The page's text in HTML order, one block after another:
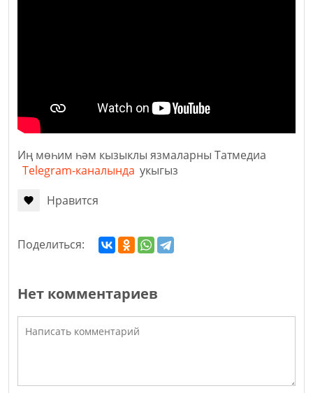
Иң мөһим һәм кызыклы язмаларны Татмедиа
Telegram-каналында укыгыз
Нравится
Поделиться:
Нет комментариев